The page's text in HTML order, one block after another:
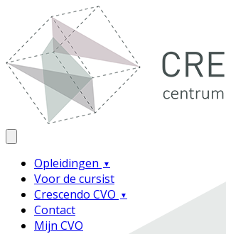
Opleidingen
Voor de cursist
Crescendo CVO
Contact
Mijn CVO